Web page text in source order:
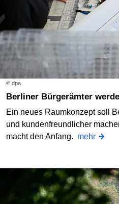
© dpa
Berliner Bürgerämter
Ein neues Raumkonzept soll
und kundenfreundlicher
macht den Anfang. mehr